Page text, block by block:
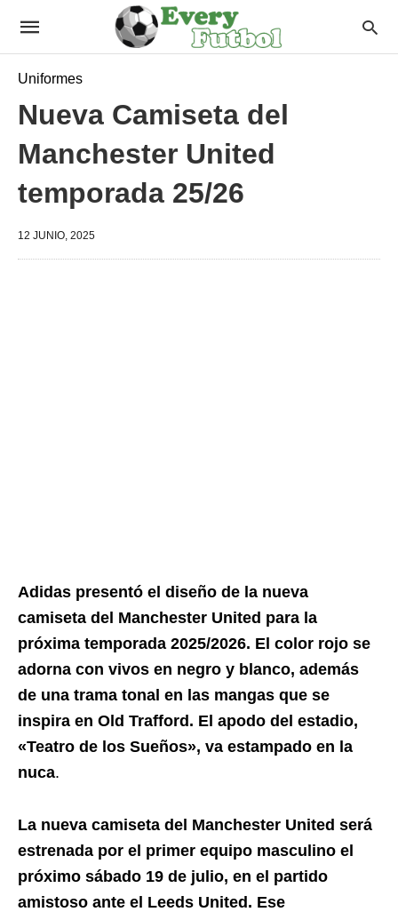
Uniformes
Nueva Camiseta del
Manchester United
temporada 25/26
12 JUNIO, 2025
Adidas presentó el diseño de la nueva
camiseta del Manchester United para la
próxima temporada 2025/2026. El color rojo se
adorna con vivos en negro y blanco, además
de una trama tonal en las mangas que se
inspira en Old Trafford. El apodo del estadio,
«Teatro de los Sueños», va estampado en la
nuca.
La nueva camiseta del Manchester United será
estrenada por el primer equipo masculino el
próximo sábado 19 de julio, en el partido
amistoso ante el Leeds United. Ese